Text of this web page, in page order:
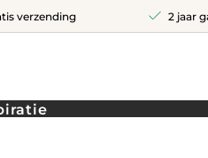
verzending 2 jaar